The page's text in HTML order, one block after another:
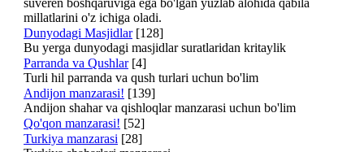
millatlarini o'z ichiga oladi.
Dunyodagi Masjidlar [128]
Bu yerga dunyodagi masjidlar suratlaridan kritaylik
Parranda va Qushlar [4]
Turli hil parranda va qush turlari uchun bo'lim
Andijon manzarasi! [139]
Andijon shahar va qishloqlar manzarasi uchun bo'lim
Qo'qon manzarasi! [52]
Turkiya manzarasi [28]